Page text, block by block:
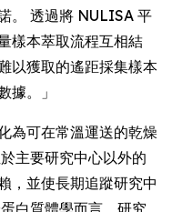
。 透過將 NULISA 平
樣本萃取流程互相結
以獲取的遙距採集樣本
據。」
為可在常溫運送的乾燥
主要研究中心以外的
，並使長期追蹤研究中
白質體學而言，研究